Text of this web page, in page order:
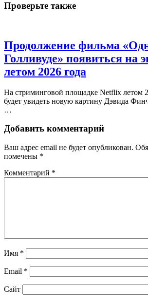
Проверьте также
Продолжение фильма
Голливуде» появиться на
летом 2026 года
На стриминговой площадке Netflix летом
будет увидеть новую картину Дэвида
…
Добавить комментарий
Ваш адрес email не будет опубликован.
помечены *
Комментарий *
Имя *
Email *
Сайт